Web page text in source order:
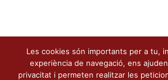
Les cookies són importants per a tu,
experiència de navegació, ens
privacitat i permeten realitzar les